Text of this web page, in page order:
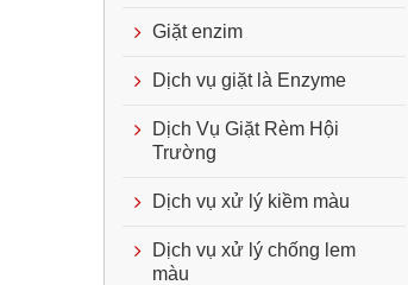
Giặt enzim
Dịch vụ giặt là Enzyme
Dịch Vụ Giặt Rèm Hội
Trường
Dịch vụ xử lý kiềm màu
Dịch vụ xử lý chống lem
màu